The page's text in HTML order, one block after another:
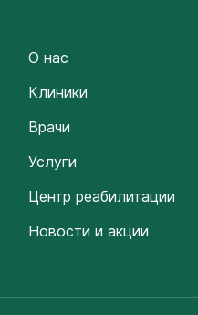
О нас
Клиники
Врачи
Услуги
Центр реабилитации
Новости и акции